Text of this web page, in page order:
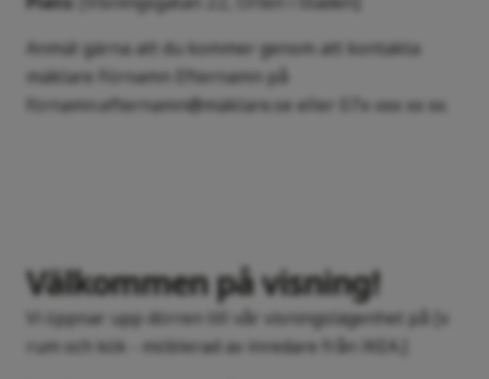
Anmäl gärna att du kommer genom att kontakta
mäklare Förnamn Efternamn på
förnamn.efternamn@mäklare.se eller 07x-xxx xx xx.
Välkommen på visning!
Vi öppnar upp dörren till vår visningslägenhet på [x
rum och kök - möblerad av inredare från IKEA.]